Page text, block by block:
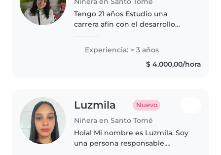
Tengo 21 años Estudio una
carrera afín con el desarrollo
el uso de pantallas Días y
horarios se pueden conversar
Experiencia: > 3 años
$ 4.000,00/hora
Luzmila Nuevo
Niñera en Santo Tomé
Hola! Mi nombre es Luzmila. Soy
una persona responsable,